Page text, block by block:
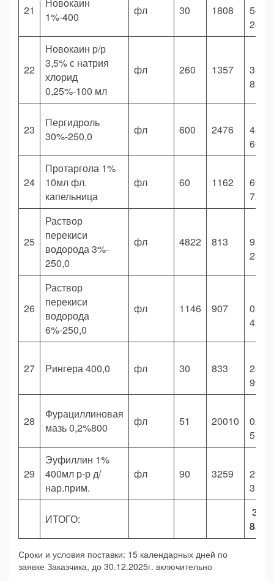
21
1%-400
фл 30 1808
54
22
Новокаин р/р
3,5% с натрия
хлорид
0,25%-100 мл
фл 260 1357
352
23
Пергидроль
30%-250,0
фл 600 2476
485
24
Протаргола 1%
10мл фл.
капельница
фл 60 1162
69
25
Раствор
перекиси
водорода 3%-
250,0
фл 4822 813
920
26
Раствор
перекиси
водорода
6%-250,0
фл 1146 907
039
27 Рингера 400,0 фл 30 833
24
28
Фурациллиновая
мазь 0,2%800
фл 51 20010
020
29
Эуфиллин 1%
400мл р-р д/
нар.прим.
фл 90 3259
293
ИТОГО:
35
Сроки и условия поставки: 15 календарных дней по
заявке Заказчика, до 30.12.2025г. включительно